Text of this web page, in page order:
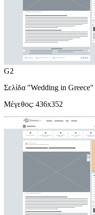
G2
Σελίδα "Wedding in Greece"
Μέγεθος: 436x352